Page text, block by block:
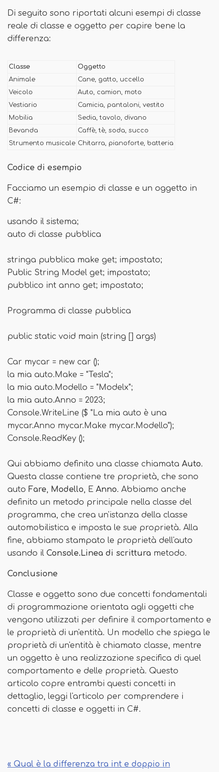
Di seguito sono riportati alcuni esempi di classe
reale di classe e oggetto per capire bene la
differenza:
Classe
Oggetto
Animale
Cane, gatto, uccello
Veicolo
Auto, camion, moto
Vestiario
Camicia, pantaloni, vestito
Mobilia
Sedia, tavolo, divano
Bevanda
Caffè, tè, soda, succo
Strumento musicale Chitarra, pianoforte, batteria
Codice di esempio
Facciamo un esempio di classe e un oggetto in
C#:
usando il sistema;
auto di classe pubblica
stringa pubblica make get; impostato;
Public String Model get; impostato;
pubblico int anno get; impostato;
Programma di classe pubblica
public static void main (string [] args)
Car mycar = new car ();
la mia auto.Make = "Tesla";
la mia auto.Modello = "Modelx";
la mia auto.Anno = 2023;
Console.WriteLine ($ "La mia auto è una
mycar.Anno mycar.Make mycar.Modello");
Console.ReadKey ();
Qui abbiamo definito una classe chiamata Auto.
Questa classe contiene tre proprietà, che sono
auto Fare, Modello, E Anno. Abbiamo anche
definito un metodo principale nella classe del
programma, che crea un'istanza della classe
automobilistica e imposta le sue proprietà. Alla
fine, abbiamo stampato le proprietà dell'auto
usando il Console.Linea di scrittura metodo.
Conclusione
Classe e oggetto sono due concetti fondamentali
di programmazione orientata agli oggetti che
vengono utilizzati per definire il comportamento e
le proprietà di un'entità. Un modello che spiega le
proprietà di un'entità è chiamato classe, mentre
un oggetto è una realizzazione specifica di quel
comportamento e delle proprietà. Questo
articolo copre entrambi questi concetti in
dettaglio, leggi l'articolo per comprendere i
concetti di classe e oggetti in C#.
« Qual è la differenza tra int e doppio in